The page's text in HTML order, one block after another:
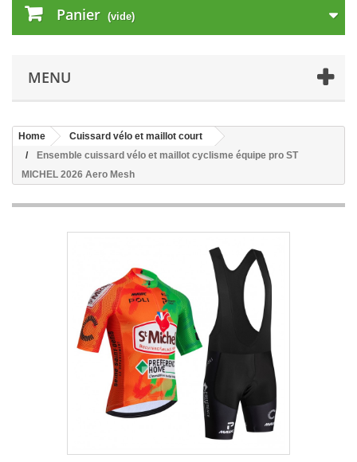
Panier (vide)
MENU
Home
Cuissard vélo et maillot court
Ensemble cuissard vélo et maillot cyclisme équipe pro ST
MICHEL 2026 Aero Mesh